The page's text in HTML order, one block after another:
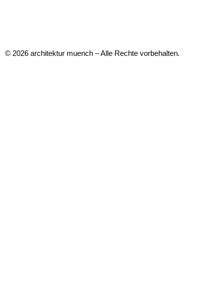
© 2026 architektur muench – Alle Rechte vorbehalten.